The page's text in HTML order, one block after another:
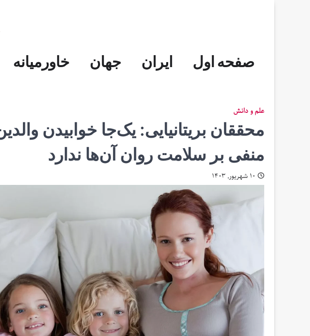
صفحه اول ایران جهان خاورمیانه
علم و دانش
محققان بریتانیایی: یک‌جا خوابیدن
منفی بر سلامت روان آن‌ها ندارد
۱۰ شهریور, ۱۴۰۳